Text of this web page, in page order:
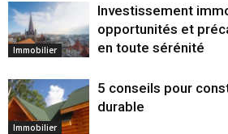
Immobilier
Investissement
opportunités et
en toute sérénité
Immobilier
5 conseils pour
durable